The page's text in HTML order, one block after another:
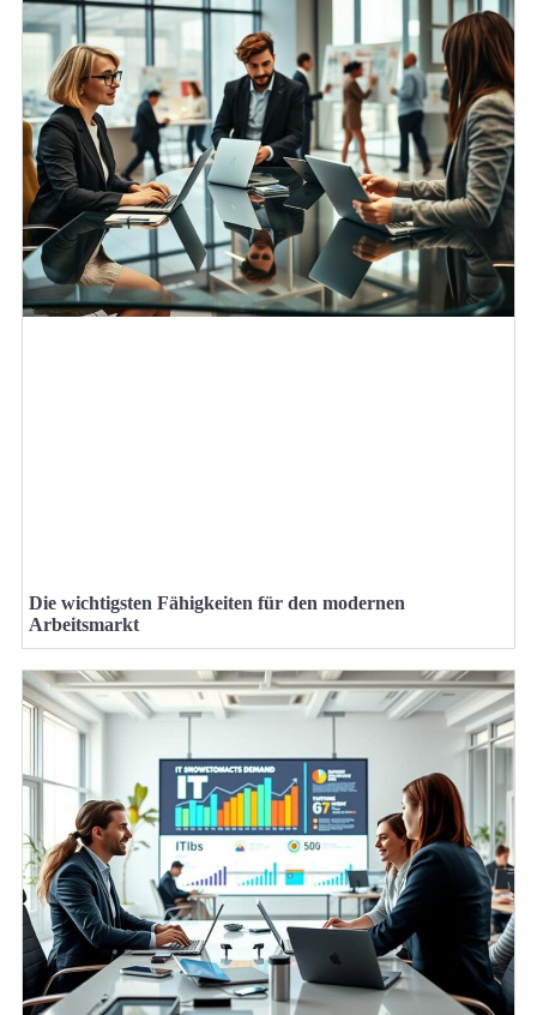
Die wichtigsten Fähigkeiten für den modernen
Arbeitsmarkt